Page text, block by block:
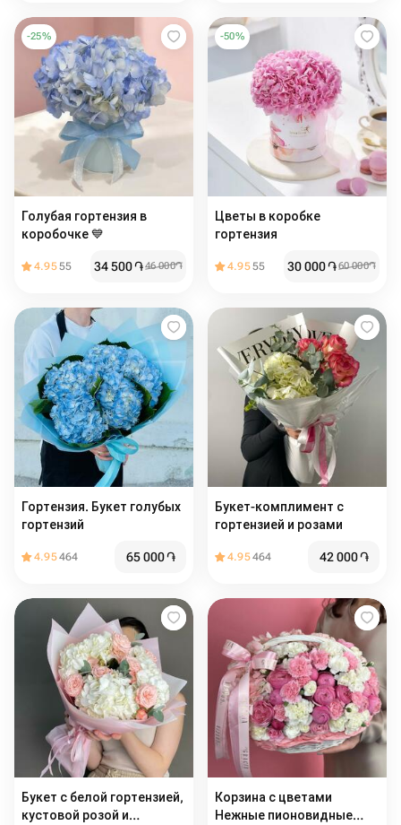
-25%
Голубая гортензия в
коробочке 💙
4.9555 34 500֏46 000֏
-50%
Цветы в коробке
гортензия
4.9555 30 000֏60 000֏
Гортензия. Букет голубых
гортензий
4.95464 65 000֏
Букет-комплимент с
гортензией и розами
4.95464 42 000֏
Букет с белой гортензией,
кустовой розой и
Корзина с цветами
Нежные пионовидные